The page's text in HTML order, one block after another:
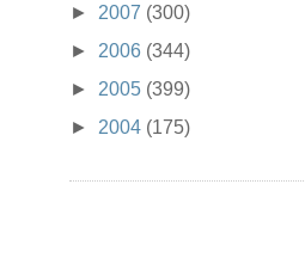
► 2007 (300)
► 2006 (344)
► 2005 (399)
► 2004 (175)